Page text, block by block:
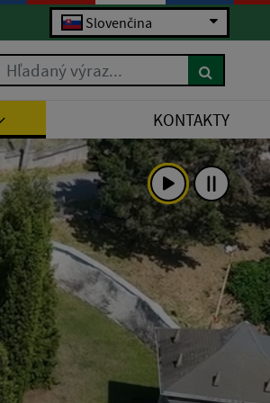
Slovenčina
Hľadaný výraz...
KONTAKTY